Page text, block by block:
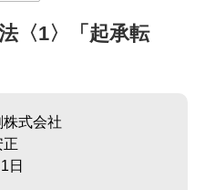
〈1〉「起承転
株式会社
日